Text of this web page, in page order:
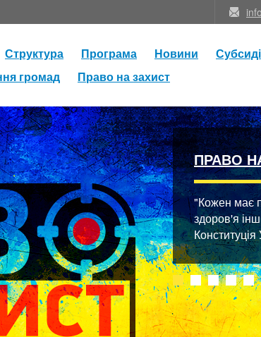
Структура Програма Новини
громад
Право на захист
ПРАВО
"Кожен має
здоров'я
Конституція